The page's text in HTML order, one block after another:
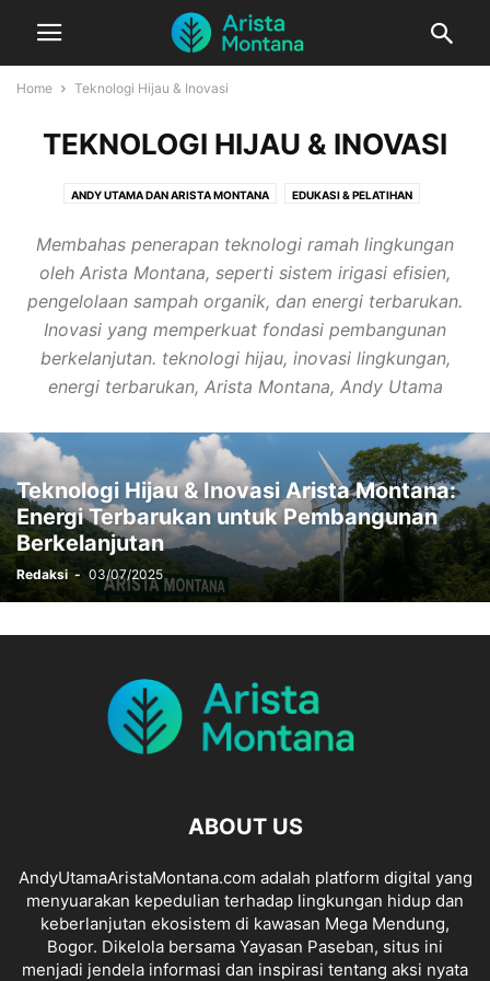
Home Teknologi Hijau & Inovasi
TEKNOLOGI HIJAU & INOVASI
ANDY UTAMA DAN ARISTA MONTANA EDUKASI & PELATIHAN
KAMPANYE & AKSI NYATA KAWASAN HIJAU & LABORATORIUM ALAM
KEMITRAAN & KOLABORASI KOLABORASI & KEMITRAAN
KONSERVASI LINGKUNGAN LAINNYA LINGKUNGAN & KONSERVASI
MEDIA & PUBLIKASI PEMBERDAYAAN KOMUNITAS
PERTANIAN BERKELANJUTAN PERTANIAN ORGANIK PROFIL ANDY UTAMA
PROGRAM ARISTA MONTANA TEKNOLOGI HIJAU & INOVASI
Membahas penerapan teknologi ramah lingkungan
oleh Arista Montana, seperti sistem irigasi efisien,
pengelolaan sampah organik, dan energi terbarukan.
Inovasi yang memperkuat fondasi pembangunan
berkelanjutan. teknologi hijau, inovasi lingkungan,
energi terbarukan, Arista Montana, Andy Utama
Teknologi Hijau & Inovasi Arista Montana:
Energi Terbarukan untuk Pembangunan
Berkelanjutan
Redaksi - 03/07/2025
ABOUT US
AndyUtamaAristaMontana.com adalah platform digital yang
menyuarakan kepedulian terhadap lingkungan hidup dan
keberlanjutan ekosistem di kawasan Mega Mendung,
Bogor. Dikelola bersama Yayasan Paseban, situs ini
menjadi jendela informasi dan inspirasi tentang aksi nyata